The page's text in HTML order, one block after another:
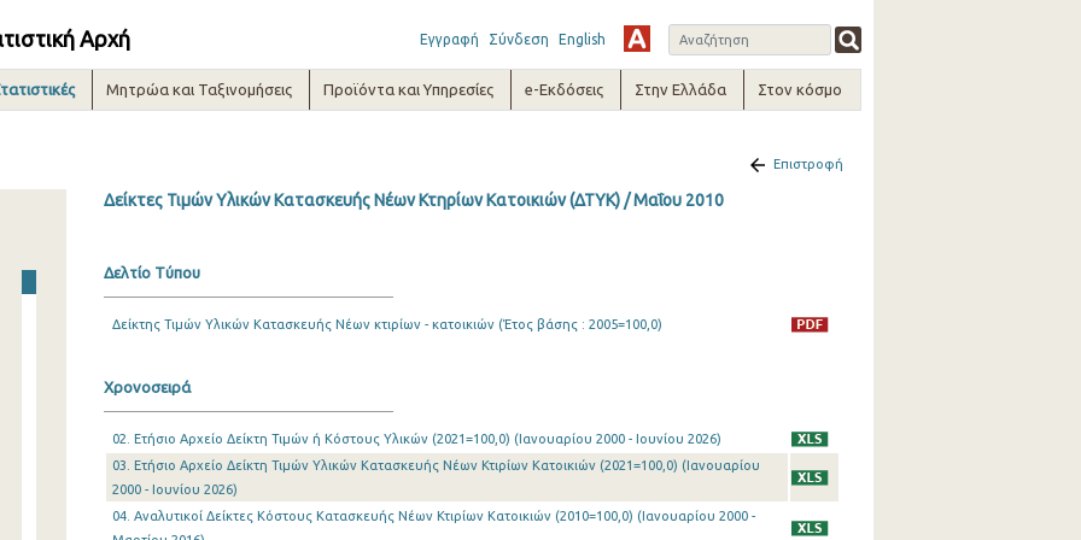
Αρχή Εγγραφή Σύνδεση English
Μητρώα και Ταξινομήσεις Προϊόντα και Υπηρεσίες e-Εκδόσεις Στην Ελλάδα Στον κόσμο
Επιστροφή
Δείκτες Τιμών Υλικών Κατασκευής Νέων Κτηρίων Κατοικιών (ΔΤΥΚ) / Μαΐου 2010
Δελτίο Τύπου
Δείκτης Τιμών Υλικών Κατασκευής Νέων κτιρίων - κατοικιών (Έτος βάσης : 2005=100,0)
Χρονοσειρά
02. Ετήσιο Αρχείο Δείκτη Τιμών ή Κόστους Υλικών (2021=100,0) (Ιανουαρίου 2000 - Ιουνίου 2026)
03. Ετήσιο Αρχείο Δείκτη Τιμών Υλικών Κατασκευής Νέων Κτιρίων Κατοικιών (2021=100,0) (Ιανουαρίου
2000 - Ιουνίου 2026)
04. Αναλυτικοί Δείκτες Κόστους Κατασκευής Νέων Κτιρίων Κατοικιών (2010=100,0) (Ιανουαρίου 2000 -